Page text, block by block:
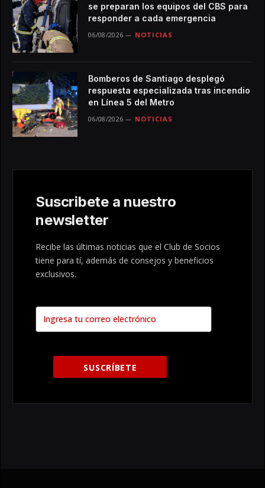
se preparan los equipos del CBS para
responder a cada emergencia
06/08/2026 NOTICIAS
Bomberos de Santiago desplegó
respuesta especializada tras incendio
en Línea 5 del Metro
06/08/2026 NOTICIAS
Suscribete a nuestro
newsletter
Recibe las últimas noticias que el Club de Socios
tiene para tí, además de consejos y beneficios
exclusivos.